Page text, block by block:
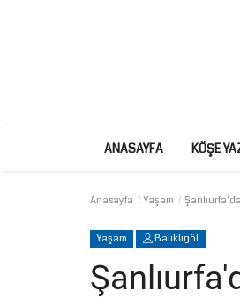
ANASAYFA KÖŞE
Anasayfa Yaşam
Yaşam Balıklıgöl